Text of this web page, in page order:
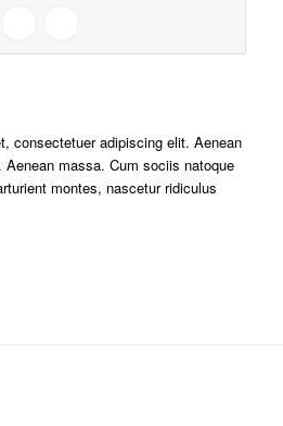
consectetuer adipiscing elit. Aenean
Aenean massa. Cum sociis natoque
montes, nascetur ridiculus